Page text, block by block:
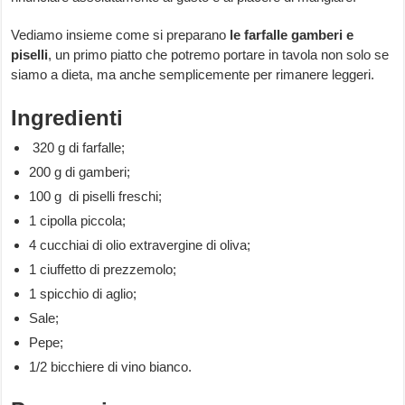
Vediamo insieme come si preparano le farfalle gamberi e
piselli, un primo piatto che potremo portare in tavola non solo se
siamo a dieta, ma anche semplicemente per rimanere leggeri.
Ingredienti
320 g di farfalle;
200 g di gamberi;
100 g di piselli freschi;
1 cipolla piccola;
4 cucchiai di olio extravergine di oliva;
1 ciuffetto di prezzemolo;
1 spicchio di aglio;
Sale;
Pepe;
1/2 bicchiere di vino bianco.